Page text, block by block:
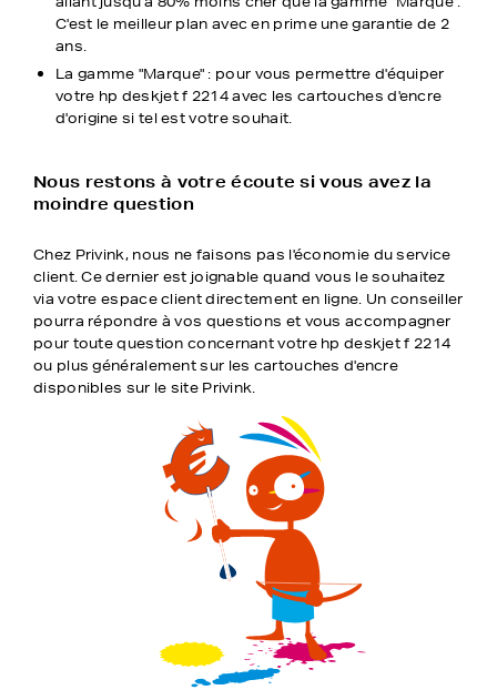
C'est le meilleur plan avec en prime une garantie de 2
ans.
La gamme "Marque" : pour vous permettre d'équiper
votre hp deskjet f 2214 avec les cartouches d'encre
d'origine si tel est votre souhait.
Nous restons à votre écoute si vous avez la
moindre question
Chez Privink, nous ne faisons pas l'économie du service
client. Ce dernier est joignable quand vous le souhaitez
via votre espace client directement en ligne. Un conseiller
pourra répondre à vos questions et vous accompagner
pour toute question concernant votre hp deskjet f 2214
ou plus généralement sur les cartouches d'encre
disponibles sur le site Privink.